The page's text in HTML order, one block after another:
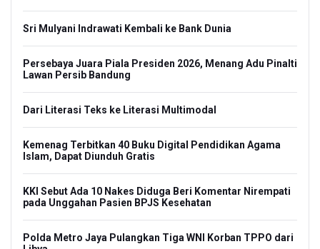
Sri Mulyani Indrawati Kembali ke Bank Dunia
Persebaya Juara Piala Presiden 2026, Menang Adu Pinalti
Lawan Persib Bandung
Dari Literasi Teks ke Literasi Multimodal
Kemenag Terbitkan 40 Buku Digital Pendidikan Agama
Islam, Dapat Diunduh Gratis
KKI Sebut Ada 10 Nakes Diduga Beri Komentar Nirempati
pada Unggahan Pasien BPJS Kesehatan
Polda Metro Jaya Pulangkan Tiga WNI Korban TPPO dari